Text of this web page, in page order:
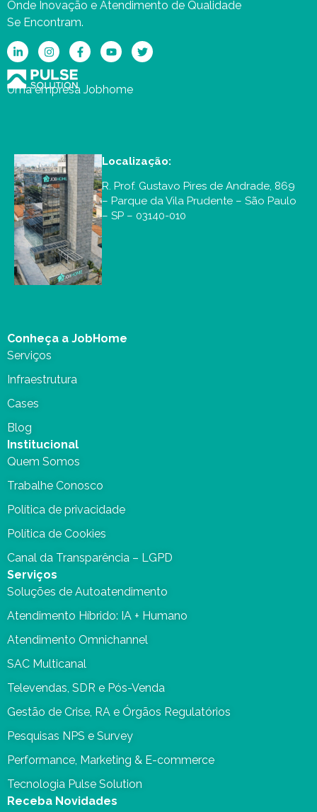
Onde Inovação e Atendimento de Qualidade
Se Encontram.
Uma empresa Jobhome
Localização:
R. Prof. Gustavo Pires de Andrade, 869
– Parque da Vila Prudente – São Paulo
– SP – 03140-010
Conheça a JobHome
Serviços
Infraestrutura
Cases
Blog
Institucional
Quem Somos
Trabalhe Conosco
Política de privacidade
Política de Cookies
Canal da Transparência – LGPD
Serviços
Soluções de Autoatendimento
Atendimento Híbrido: IA + Humano
Atendimento Omnichannel
SAC Multicanal
Televendas, SDR e Pós-Venda
Gestão de Crise, RA e Órgãos Regulatórios
Pesquisas NPS e Survey
Performance, Marketing & E-commerce
Tecnologia Pulse Solution
Receba Novidades